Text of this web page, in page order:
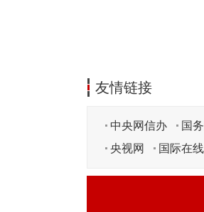
友情链接
中央网信办 国
央视网
国际在线